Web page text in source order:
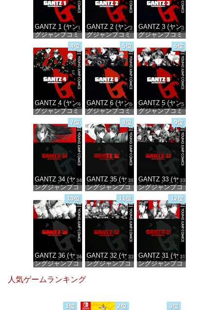
GANTZ 1 (ヤン
グジャンプコミ
ックスDIGITAL)
価格：¥100
GANTZ 2 (ヤン
グジャンプコミ
ックスDIGITAL)
価格：¥100
GANTZ 3 (ヤン
グジャンプコミ
ックスDIGITAL)
価格：¥100
4位
GANTZ 4 (ヤン
グジャンプコミ
ックスDIGITAL)
価格：¥100
5位
GANTZ 6 (ヤン
グジャンプコミ
ックスDIGITAL)
価格：¥100
6位
GANTZ 5 (ヤン
グジャンプコミ
ックスDIGITAL)
価格：¥100
7位
GANTZ 34 (ヤ
ングジャンプコ
DIGITAL)
価格：¥100
8位
GANTZ 35 (ヤ
ングジャンプコ
DIGITAL)
価格：¥100
9位
GANTZ 33 (ヤ
ングジャンプコ
DIGITAL)
価格：¥100
10位
GANTZ 36 (ヤ
ングジャンプコ
DIGITAL)
11位
GANTZ 32 (ヤ
ングジャンプコ
12位
GANTZ 31 (ヤ
ングジャンプコ
人気ゲームランキング
1位 2位 3位